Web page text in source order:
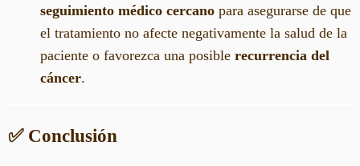
seguimiento médico cercano para asegurarse de que
el tratamiento no afecte negativamente la salud de la
paciente o favorezca una posible recurrencia del
cáncer.
✅ Conclusión